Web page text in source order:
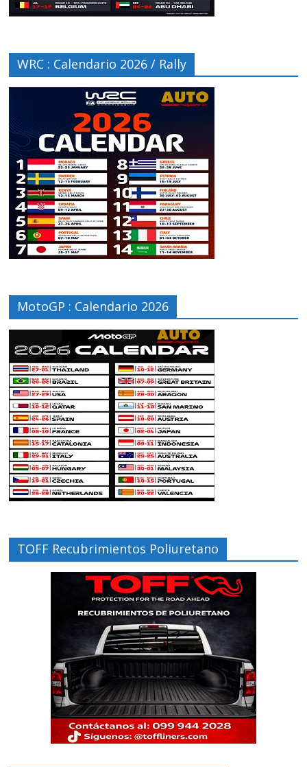
WRC : Calendario 2026 / Rally
MotoGP : Calendario 2026
TOFF Recubrimientos Poliuretano